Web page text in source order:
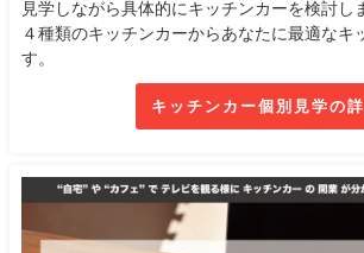
見学しながら具体的にキッチンカーを検討し
４種類のキッチンカーからあなたに最適なキ
す。
キッチンカー個別見学の詳